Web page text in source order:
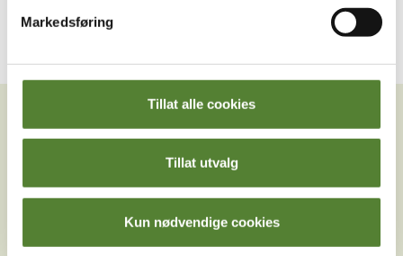
Markedsføring
Tillat alle cookies
Tillat utvalg
Kun nødvendige cookies
VIL DU HA NYHETSBREV FRA
Melder du deg på Dyreparkens nyhetsbrev får du
av mange fordeler.